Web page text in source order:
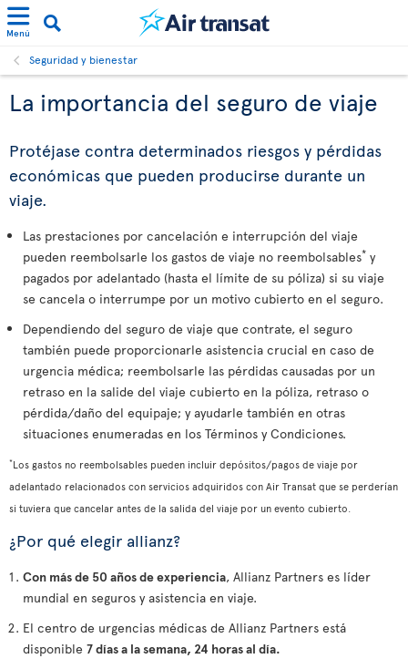
Menú
Seguridad y bienestar
La importancia del seguro de viaje
Protéjase contra determinados riesgos y pérdidas
económicas que pueden producirse durante un
viaje.
Las prestaciones por cancelación e interrupción del viaje
pueden reembolsarle los gastos de viaje no reembolsables* y
pagados por adelantado (hasta el límite de su póliza) si su viaje
se cancela o interrumpe por un motivo cubierto en el seguro.
Dependiendo del seguro de viaje que contrate, el seguro
también puede proporcionarle asistencia crucial en caso de
urgencia médica; reembolsarle las pérdidas causadas por un
retraso en la salide del viaje cubierto en la póliza, retraso o
pérdida/daño del equipaje; y ayudarle también en otras
situaciones enumeradas en los Términos y Condiciones.
*Los gastos no reembolsables pueden incluir depósitos/pagos de viaje por
adelantado relacionados con servicios adquiridos con Air Transat que se perderían
si tuviera que cancelar antes de la salida del viaje por un evento cubierto.
¿Por qué elegir allianz?
Con más de 50 años de experiencia, Allianz Partners es líder
mundial en seguros y asistencia en viaje.
El centro de urgencias médicas de Allianz Partners está
disponible 7 días a la semana, 24 horas al día.